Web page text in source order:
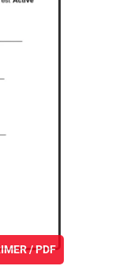
/ PDF